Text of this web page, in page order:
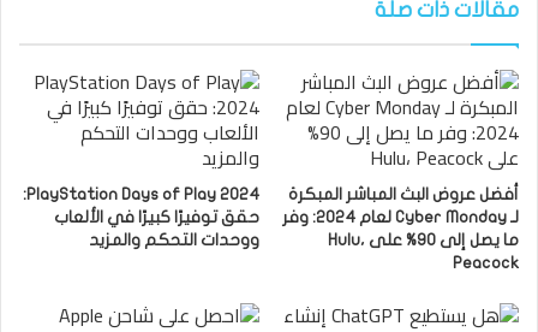
مقالات ذات صلة
أفضل عروض البث المباشر المبكرة
لـ Cyber ​​Monday لعام 2024: وفر
ما يصل إلى 90% على Hulu،
Peacock
PlayStation Days of Play 2024:
حقق توفيرًا كبيرًا في الألعاب
ووحدات التحكم والمزيد